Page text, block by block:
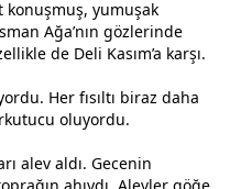
konuşmuş, yumuşak
Ağa’nın gözlerinde
de Deli Kasım’a karşı.
Her fısıltı biraz daha
oluyordu.
alev aldı. Gecenin